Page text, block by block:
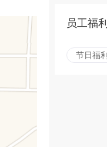
员工福利
节日福利